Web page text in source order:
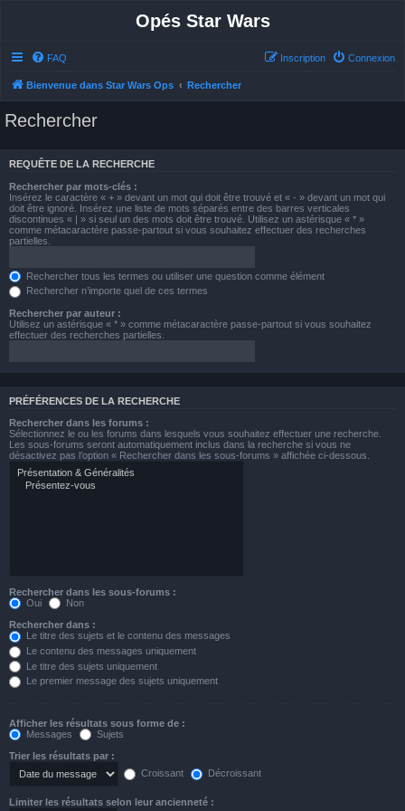
Opés Star Wars
FAQ Connexion
Inscription
Bienvenue dans Star Wars Ops Rechercher
Rechercher
REQUÊTE DE LA RECHERCHE
Rechercher par mots-clés :
Insérez le caractère « + » devant un mot qui doit être trouvé et « - » devant un mot qui
doit être ignoré. Insérez une liste de mots séparés entre des barres verticales
discontinues « | » si seul un des mots doit être trouvé. Utilisez un astérisque « * »
comme métacaractère passe-partout si vous souhaitez effectuer des recherches
partielles.
Rechercher tous les termes ou utiliser une question comme élément
Rechercher n’importe quel de ces termes
Rechercher par auteur :
Utilisez un astérisque « * » comme métacaractère passe-partout si vous souhaitez
effectuer des recherches partielles.
PRÉFÉRENCES DE LA RECHERCHE
Rechercher dans les forums :
Sélectionnez le ou les forums dans lesquels vous souhaitez effectuer une recherche.
Les sous-forums seront automatiquement inclus dans la recherche si vous ne
désactivez pas l’option « Rechercher dans les sous-forums » affichée ci-dessous.
Rechercher dans les sous-forums :
Oui
Non
Rechercher dans :
Le titre des sujets et le contenu des messages
Le contenu des messages uniquement
Le titre des sujets uniquement
Le premier message des sujets uniquement
Afficher les résultats sous forme de :
Messages
Sujets
Trier les résultats par :
Croissant
Décroissant
Limiter les résultats selon leur ancienneté :